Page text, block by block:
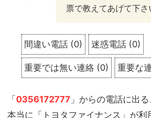
票で教えてあげて下さ
間違い電話 (0) 迷惑電話 (0)
重要では無い連絡 (0) 重要な
「0356172777 」からの電話に出る
本当に「トヨタファイナンス」が利